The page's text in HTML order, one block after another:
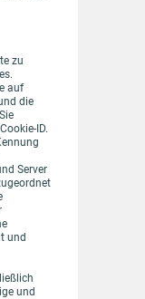
zu
auf
die
ID.
Server
und
und